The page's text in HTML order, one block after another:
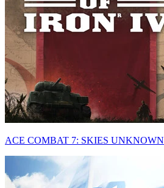
ACE COMBAT 7: SKIES UNKNOWN